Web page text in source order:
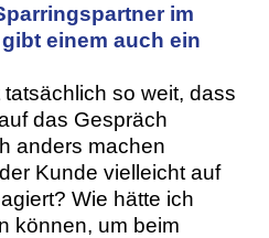
im
einem auch ein
tatsächlich so weit, dass
das Gespräch
anders machen
Kunde vielleicht auf
Wie hätte ich
können, um beim